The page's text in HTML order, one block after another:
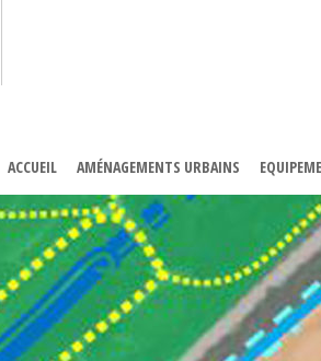
ACCUEIL AMÉNAGEMENTS URBAINS